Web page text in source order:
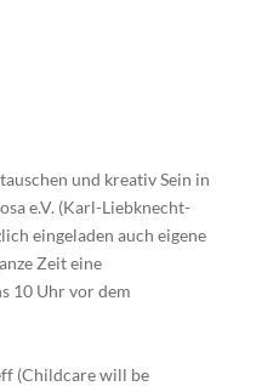
und kreativ Sein in
e.V. (Karl-Liebknecht-
eingeladen auch eigene
Zeit eine
10 Uhr vor dem
(Childcare will be